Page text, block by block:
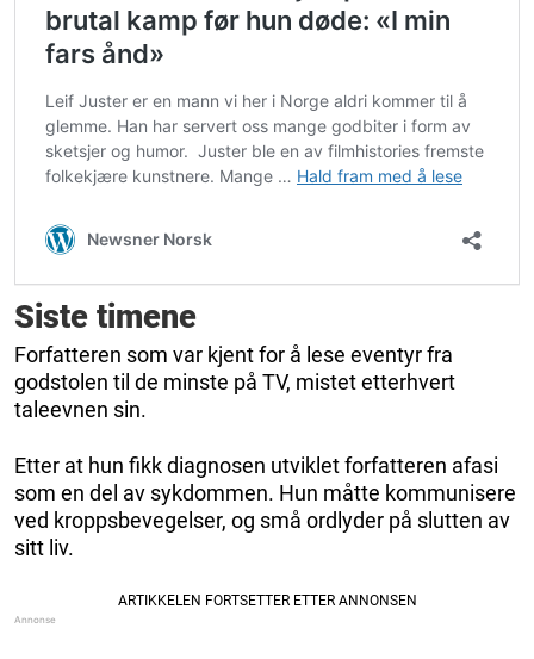
Siste timene
Forfatteren som var kjent for å lese eventyr fra
godstolen til de minste på TV, mistet etterhvert
taleevnen sin.
Etter at hun fikk diagnosen utviklet forfatteren afasi
som en del av sykdommen. Hun måtte kommunisere
ved kroppsbevegelser, og små ordlyder på slutten av
sitt liv.